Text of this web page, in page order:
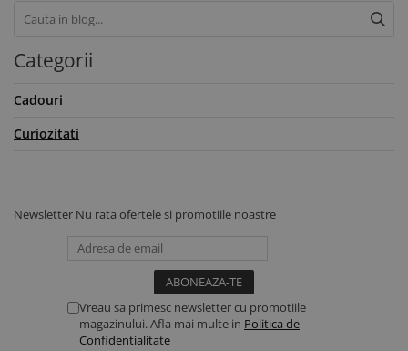
Categorii
Cadouri
Curiozitati
Newsletter Nu rata ofertele si promotiile noastre
Vreau sa primesc newsletter cu promotiile
magazinului. Afla mai multe in Politica de
Confidentialitate